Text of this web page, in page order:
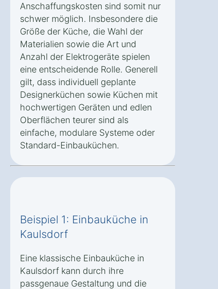
Anschaffungskosten sind somit nur
schwer möglich. Insbesondere die
Größe der Küche, die Wahl der
Materialien sowie die Art und
Anzahl der Elektrogeräte spielen
eine entscheidende Rolle. Generell
gilt, dass individuell geplante
Designerküchen sowie Küchen mit
hochwertigen Geräten und edlen
Oberflächen teurer sind als
einfache, modulare Systeme oder
Standard-Einbauküchen.
Beispiel 1: Einbauküche in
Kaulsdorf
Eine klassische Einbauküche in
Kaulsdorf kann durch ihre
passgenaue Gestaltung und die